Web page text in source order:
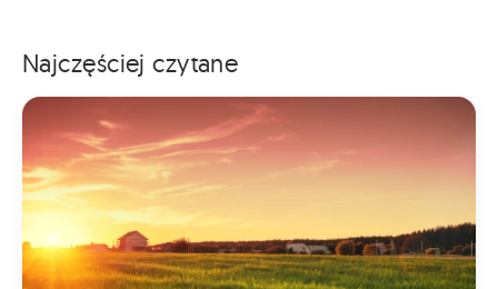
Najczęściej czytane